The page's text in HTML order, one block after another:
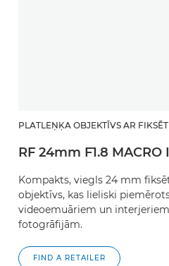
PLATLEŅĶA OBJEKTĪVS AR
RF 24mm F1.8 MACRO
Kompakts, viegls 24 mm
objektīvs, kas lieliski
videoemuāriem un
fotogrāfijām.
FIND A RETAILER